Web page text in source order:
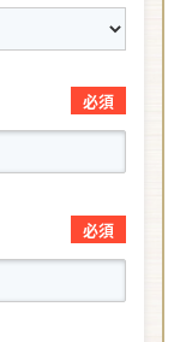
必須
必須